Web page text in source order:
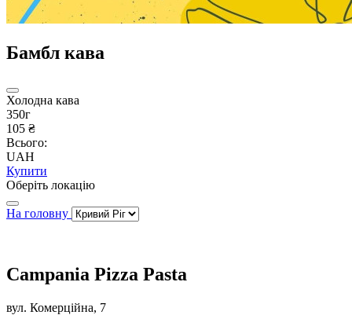
Бамбл кава
Холодна кава
350г
105 ₴
Всього:
UAH
Купити
Оберіть локацію
На головну
Campania Pizza Pasta
вул. Комерційна, 7